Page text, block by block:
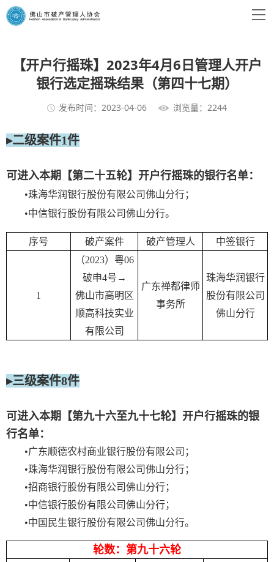
【开户行摇珠】2023年4月6日管理人开户
银行选定摇珠结果（第四十七期）
发布时间：2023-04-06 浏览量：2244
▸二级案件1件
可进入本期【第二十五轮】开户行摇珠的银行名单：
•珠海华润银行股份有限公司佛山分行；
•中信银行股份有限公司佛山分行。
序号 破产案件 破产管理人 中签银行
1
（2023）粤06
破申4号→
佛山市高明区
顺高科技实业
有限公司
广东禅都律师
事务所
珠海华润银行
股份有限公司
佛山分行
▸三级案件8件
可进入本期【第九十六至九十七轮】开户行摇珠的银
行名单：
•广东顺德农村商业银行股份有限公司；
•珠海华润银行股份有限公司佛山分行；
•招商银行股份有限公司佛山分行；
•中信银行股份有限公司佛山分行；
•中国民生银行股份有限公司佛山分行。
轮数：第九十六轮